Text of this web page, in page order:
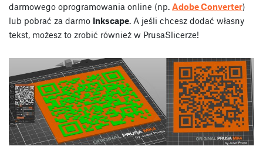
darmowego oprogramowania online (np. Adobe Converter)
lub pobrać za darmo Inkscape. A jeśli chcesz dodać własny
tekst, możesz to zrobić również w PrusaSlicerze!